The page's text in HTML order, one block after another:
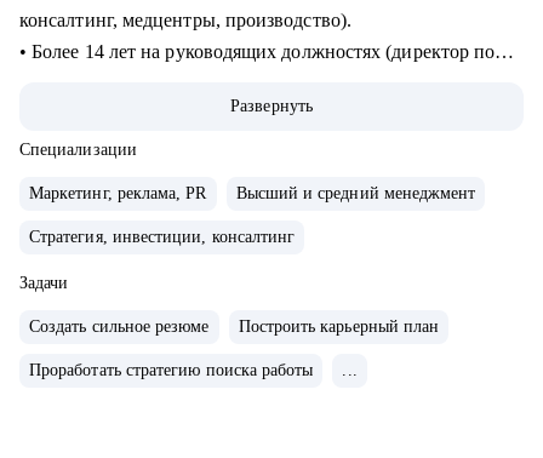
консалтинг, медцентры, производство).
• Более 14 лет на руководящих должностях (директор по
• Обширная экспертиза в стратегическом планировании,
консалтинге, запуске новых продуктов и направлений,
рынки, в том числе международные. Опыт привлечения
инвестиций.
• 15+ опыт найма, сформировала 5 команд с нуля. Сильная
систем и процессов.
• Провела более 150 собеседований, более 120 менторских
Развернуть
Специализации
Маркетинг, реклама, PR Высший и средний менеджмент
Стратегия, инвестиции, консалтинг
Задачи
Создать сильное резюме Построить карьерный план
Проработать стратегию поиска работы ...